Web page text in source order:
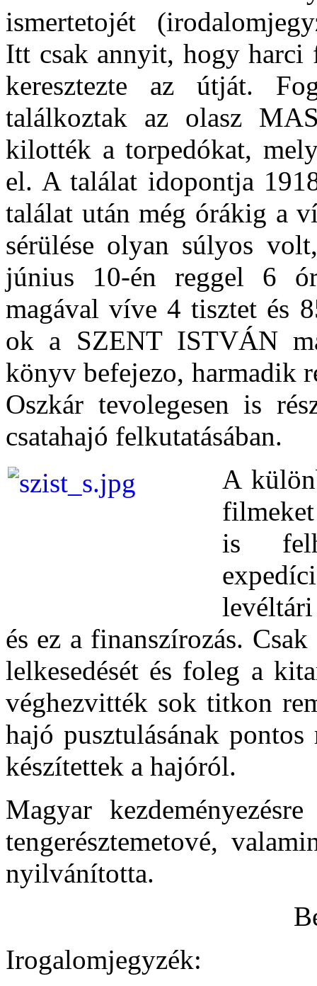
ismertetojét
Itt csak annyit, hogy harci
keresztezte az útját.
találkoztak az olasz
kilotték a torpedókat,
el. A találat idopontja
találat után még órákig a
sérülése olyan súlyos
június 10-én reggel 6
magával víve 4 tisztet és
ok a SZENT ISTVÁN
könyv befejezo, harmadik
Oszkár tevolegesen is
csatahajó felkutatásában.
A
is
levéltári
és ez a finanszírozás.
lelkesedését és foleg a
véghezvitték sok titkon
hajó pusztulásának
készítettek a hajóról.
Magyar
tengerésztemetové,
nyilvánította.
Irogalomjegyzék: